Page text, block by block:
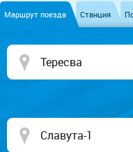
Маршрут поезда Станция